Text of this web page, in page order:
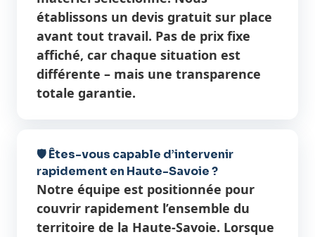
établissons un devis gratuit sur place
avant tout travail. Pas de prix fixe
affiché, car chaque situation est
différente – mais une transparence
totale garantie.
🛡️ Êtes-vous capable d’intervenir
rapidement en Haute-Savoie ?
Notre équipe est positionnée pour
couvrir rapidement l’ensemble du
territoire de la Haute-Savoie. Lorsque